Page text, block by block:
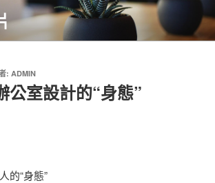
: ADMIN
公室設計的“身態”
“身態”